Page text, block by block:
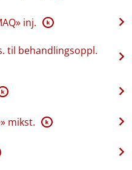
inj. K
til behandlingsoppl.
mikst. K